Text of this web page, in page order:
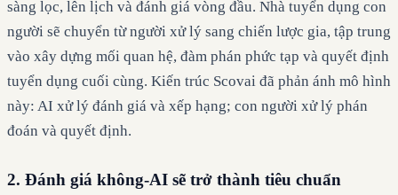
sàng lọc, lên lịch và đánh giá vòng đầu. Nhà tuyển dụng con
người sẽ chuyển từ người xử lý sang chiến lược gia, tập trung
vào xây dựng mối quan hệ, đàm phán phức tạp và quyết định
tuyển dụng cuối cùng. Kiến trúc Scovai đã phản ánh mô hình
này: AI xử lý đánh giá và xếp hạng; con người xử lý phán
đoán và quyết định.
2. Đánh giá không-AI sẽ trở thành tiêu chuẩn